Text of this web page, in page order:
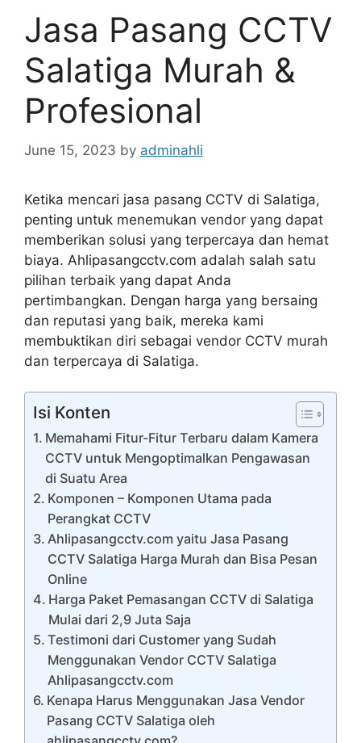
Jasa Pasang CCTV
Salatiga Murah &
Profesional
June 15, 2023 by adminahli
Ketika mencari jasa pasang CCTV di Salatiga,
penting untuk menemukan vendor yang dapat
memberikan solusi yang terpercaya dan hemat
biaya. Ahlipasangcctv.com adalah salah satu
pilihan terbaik yang dapat Anda
pertimbangkan. Dengan harga yang bersaing
dan reputasi yang baik, mereka kami
membuktikan diri sebagai vendor CCTV murah
dan terpercaya di Salatiga.
Isi Konten
Memahami Fitur-Fitur Terbaru dalam Kamera
CCTV untuk Mengoptimalkan Pengawasan
di Suatu Area
Komponen – Komponen Utama pada
Perangkat CCTV
Ahlipasangcctv.com yaitu Jasa Pasang
CCTV Salatiga Harga Murah dan Bisa Pesan
Online
Harga Paket Pemasangan CCTV di Salatiga
Mulai dari 2,9 Juta Saja
Testimoni dari Customer yang Sudah
Menggunakan Vendor CCTV Salatiga
Ahlipasangcctv.com
Kenapa Harus Menggunakan Jasa Vendor
Pasang CCTV Salatiga oleh